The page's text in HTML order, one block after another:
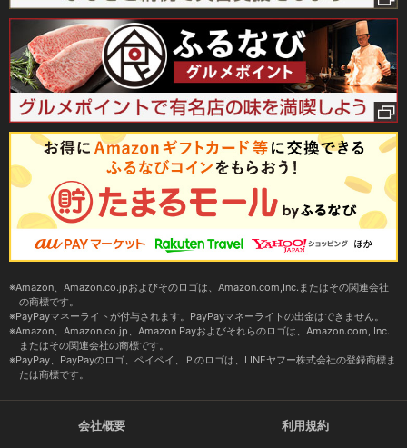
Amazon、Amazon.co.jpおよびそのロゴは、Amazon.com,Inc.またはその関連会社
の商標です。
PayPayマネーライトが付与されます。PayPayマネーライトの出金はできません。
Amazon、Amazon.co.jp、Amazon Payおよびそれらのロゴは、Amazon.com, Inc.
またはその関連会社の商標です。
PayPay、PayPayのロゴ、ペイペイ、Ｐのロゴは、LINEヤフー株式会社の登録商標ま
たは商標です。
会社概要 利用規約